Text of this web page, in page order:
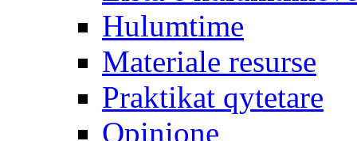
Hulumtime
Materiale resurse
Praktikat qytetare
Opinione